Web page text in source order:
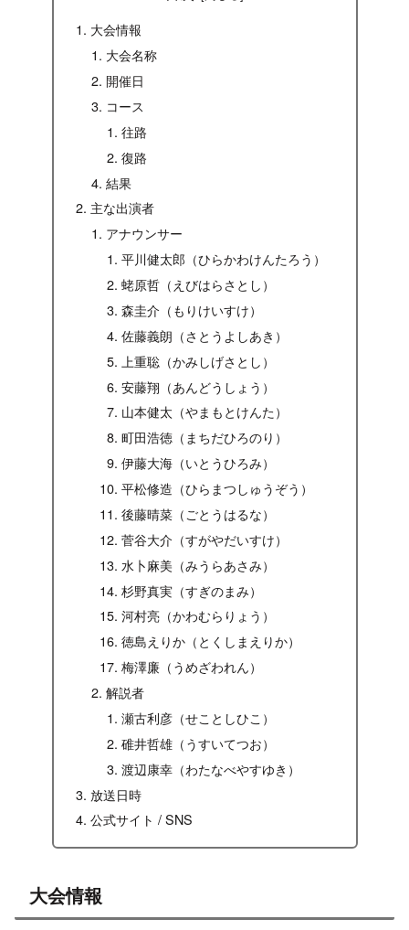
大会情報
大会名称
開催日
コース
往路
復路
結果
主な出演者
アナウンサー
平川健太郎（ひらかわけんたろう）
蛯原哲（えびはらさとし）
森圭介（もりけいすけ）
佐藤義朗（さとうよしあき）
上重聡（かみしげさとし）
安藤翔（あんどうしょう）
山本健太（やまもとけんた）
町田浩徳（まちだひろのり）
伊藤大海（いとうひろみ）
平松修造（ひらまつしゅうぞう）
後藤晴菜（ごとうはるな）
菅谷大介（すがやだいすけ）
水卜麻美（みうらあさみ）
杉野真実（すぎのまみ）
河村亮（かわむらりょう）
徳島えりか（とくしまえりか）
梅澤廉（うめざわれん）
解説者
瀬古利彦（せことしひこ）
碓井哲雄（うすいてつお）
渡辺康幸（わたなべやすゆき）
放送日時
公式サイト / SNS
大会情報